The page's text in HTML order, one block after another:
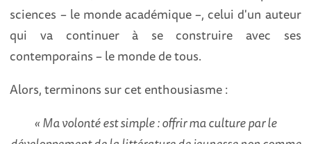
sciences – le monde académique –, celui d'un auteur
qui va continuer à se construire avec ses
contemporains – le monde de tous.
Alors, terminons sur cet enthousiasme :
« Ma volonté est simple : offrir ma culture par le